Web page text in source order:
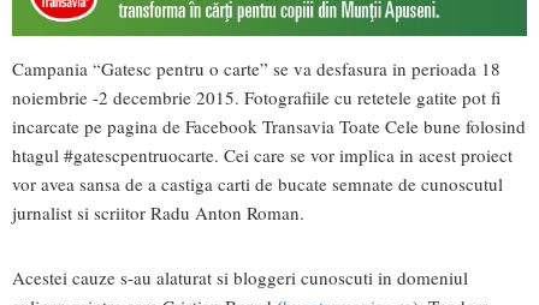
Campania “Gatesc pentru o carte” se va desfasura in perioada 18
noiembrie -2 decembrie 2015. Fotografiile cu retetele gatite pot fi
incarcate pe pagina de Facebook Transavia Toate Cele bune folosind
htagul #gatescpentruocarte. Cei care se vor implica in acest proiect
vor avea sansa de a castiga carti de bucate semnate de cunoscutul
jurnalist si scriitor Radu Anton Roman.
Acestei cauze s-au alaturat si bloggeri cunoscuti in domeniul